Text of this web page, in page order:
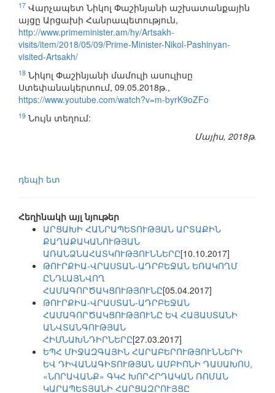
17 Վարչապետ Նիկոլ Փաշինյանի աշխատանքային
այցը Արցախի Հանրապետություն,
http://www.primeminister.am/hy/Artsakh-
visits/item/2018/05/09/Prime-Minister-Nikol-Pashinyan-
visited-Artsakh/
18 Նիկոլ Փաշինյանի մամուլի ասուլիսը
Ստեփանակերտում, 09.05.2018թ.,
https://www.youtube.com/watch?v=m-byrK9oZFo
19 Նույն տեղում:
Մայիս, 2018թ.
դեպի ետ
Հեղինակի այլ նյութեր
ԱՐՑԱԽԻ ՀԱՆՐԱՊԵՏՈՒԹՅԱՆ ԱՐՏԱՔԻՆ
ՔԱՂԱՔԱԿԱՆՈՒԹՅԱՆ
ԱՌԱՆՁՆԱՀԱՏԿՈՒԹՅՈՒՆՆԵՐԸ[10.10.2017]
ԹՈՒՐՔԻԱ-ՎՐԱՍՏԱՆ-ԱԴՐԲԵՋԱՆ ԵՌԱԿՈՂՄ
ԸՆԴԼԱՅՆՎՈՂ
ՀԱՄԱԳՈՐԾԱԿՑՈՒԹՅՈՒՆԸ[05.04.2017]
ԹՈՒՐՔԻԱ-ՎՐԱՍՏԱՆ-ԱԴՐԲԵՋԱՆ
ՀԱՄԱԳՈՐԾԱԿՑՈՒԹՅՈՒՆԸ ԵՎ ՀԱՅԱՍՏԱՆԻ
ԱՆՎՏԱՆԳՈՒԹՅԱՆ
ՀԻՄՆԱԽՆԴԻՐՆԵՐԸ[27.03.2017]
ԵՊՀ ՄԻՋԱԶԳԱՅԻՆ ՀԱՐԱԲԵՐՈՒԹՅՈՒՆՆԵՐԻ
ԵՎ ԴԻՎԱՆԱԳԻՏՈՒԹՅԱՆ ԱՄԲԻՈՆԻ ԴԱՍԱԽՈՍ,
«ՆՈՐԱՎԱՆՔ» ԳԿՀ ԽՈՐՀՐԴԱԿԱՆ ՌՈՄԱՆ
ԿԱՐԱՊԵՏՅԱՆԻ ՀԱՐՑԱԶՐՈՒՅՑԸ